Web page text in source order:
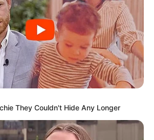
They Couldn't Hide Any Longer